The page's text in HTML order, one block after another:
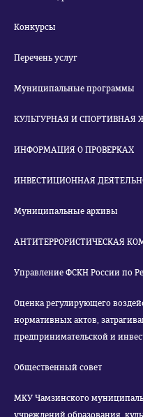
Конкурсы
Перечень услуг
Муниципальные программы
КУЛЬТУРНАЯ И СПОРТИВНАЯ
ИНФОРМАЦИЯ О ПРОВЕРКАХ
ИНВЕСТИЦИОННАЯ
Муниципальные архивы
АНТИТЕРРОРИСТИЧЕСКАЯ
Управление ФСКН России по
Оценка регулирующего
нормативных актов,
предпринимательской и
Общественный совет
МКУ Чамзинского
учреждений образования,